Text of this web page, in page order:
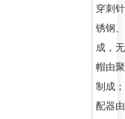
穿刺
锈钢
成，
帽由
制成
配器